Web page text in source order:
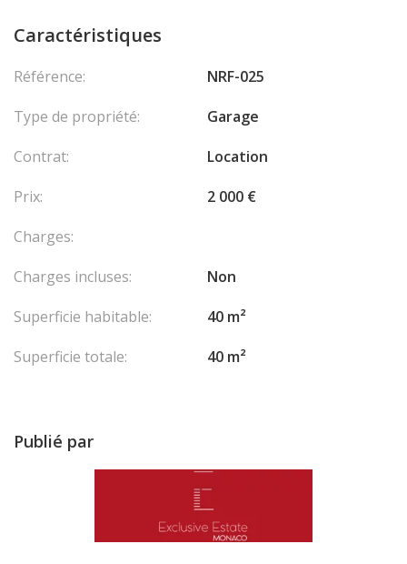
Caractéristiques
Référence:
NRF-025
Type de propriété:
Garage
Contrat:
Location
Prix:
2 000 €
Charges:
Charges incluses:
Non
Superficie habitable:
40 m²
Superficie totale:
40 m²
Publié par